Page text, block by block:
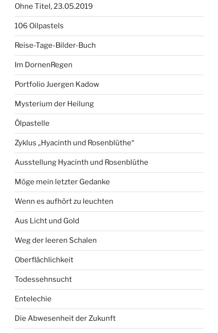
Ohne Titel, 23.05.2019
106 Oilpastels
Reise-Tage-Bilder-Buch
Im DornenRegen
Portfolio Juergen Kadow
Mysterium der Heilung
Ölpastelle
Zyklus „Hyacinth und Rosenblüthe“
Ausstellung Hyacinth und Rosenblüthe
Möge mein letzter Gedanke
Wenn es aufhört zu leuchten
Aus Licht und Gold
Weg der leeren Schalen
Oberflächlichkeit
Todessehnsucht
Entelechie
Die Abwesenheit der Zukunft